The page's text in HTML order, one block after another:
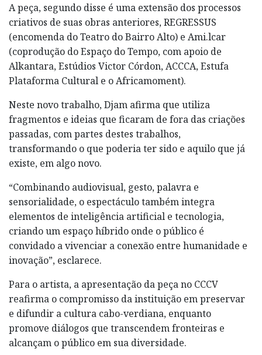
A peça, segundo disse é uma extensão dos processos
criativos de suas obras anteriores, REGRESSUS
(encomenda do Teatro do Bairro Alto) e Ami.lcar
(coprodução do Espaço do Tempo, com apoio de
Alkantara, Estúdios Victor Córdon, ACCCA, Estufa
Plataforma Cultural e o Africamoment).
Neste novo trabalho, Djam afirma que utiliza
fragmentos e ideias que ficaram de fora das criações
passadas, com partes destes trabalhos,
transformando o que poderia ter sido e aquilo que já
existe, em algo novo.
“Combinando audiovisual, gesto, palavra e
sensorialidade, o espectáculo também integra
elementos de inteligência artificial e tecnologia,
criando um espaço híbrido onde o público é
convidado a vivenciar a conexão entre humanidade e
inovação”, esclarece.
Para o artista, a apresentação da peça no CCCV
reafirma o compromisso da instituição em preservar
e difundir a cultura cabo-verdiana, enquanto
promove diálogos que transcendem fronteiras e
alcançam o público em sua diversidade.